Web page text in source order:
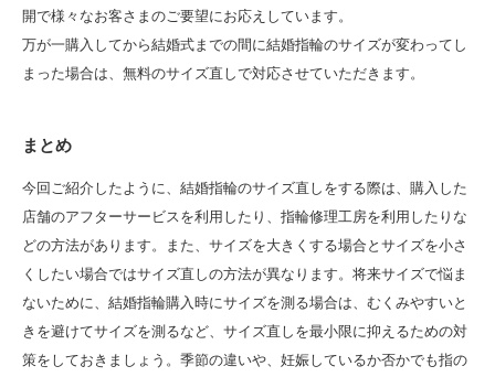
開で様々なお客さまのご要望にお応えしています。
万が一購入してから結婚式までの間に結婚指輪のサイズが変わってし
まった場合は、無料のサイズ直しで対応させていただきます。
まとめ
今回ご紹介したように、結婚指輪のサイズ直しをする際は、購入した
店舗のアフターサービスを利用したり、指輪修理工房を利用したりな
どの方法があります。また、サイズを大きくする場合とサイズを小さ
くしたい場合ではサイズ直しの方法が異なります。将来サイズで悩ま
ないために、結婚指輪購入時にサイズを測る場合は、むくみやすいと
きを避けてサイズを測るなど、サイズ直しを最小限に抑えるための対
策をしておきましょう。季節の違いや、妊娠しているか否かでも指の